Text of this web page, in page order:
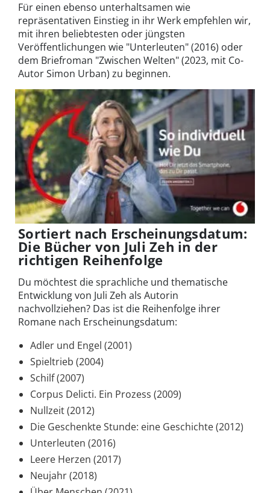
Für einen ebenso unterhaltsamen wie
repräsentativen Einstieg in ihr Werk empfehlen wir,
mit ihren beliebtesten oder jüngsten
Veröffentlichungen wie "Unterleuten" (2016) oder
dem Briefroman "Zwischen Welten" (2023, mit Co-
Autor Simon Urban) zu beginnen.
Sortiert nach Erscheinungsdatum:
Die Bücher von Juli Zeh in der
richtigen Reihenfolge
Du möchtest die sprachliche und thematische
Entwicklung von Juli Zeh als Autorin
nachvollziehen? Das ist die Reihenfolge ihrer
Romane nach Erscheinungsdatum:
Adler und Engel (2001)
Spieltrieb (2004)
Schilf (2007)
Corpus Delicti. Ein Prozess (2009)
Nullzeit (2012)
Die Geschenkte Stunde: eine Geschichte (2012)
Unterleuten (2016)
Leere Herzen (2017)
Neujahr (2018)